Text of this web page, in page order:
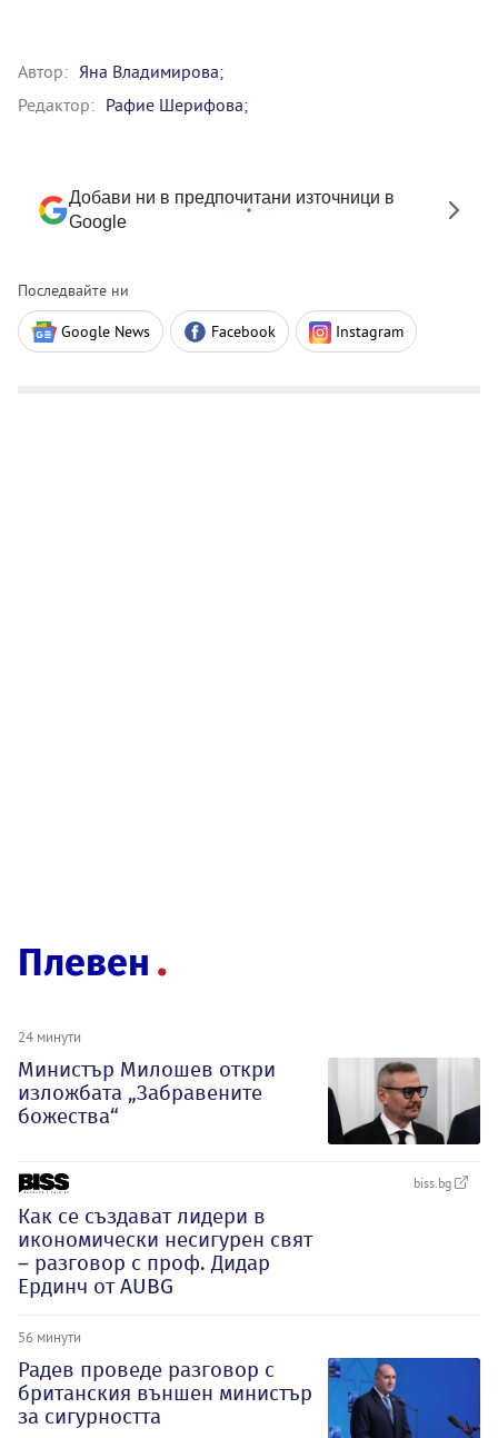
Автор: Яна Владимирова;
Редактор: Рафие Шерифова;
Добави ни в предпочитани източници в
Google
Последвайте ни
Google News Facebook Instagram
Плевен
24 минути
Министър Милошев откри
изложбата „Забравените
божества“
biss.bg
Как се създават лидери в
икономически несигурен свят
– разговор с проф. Дидар
Ердинч от AUBG
56 минути
Радев проведе разговор с
британския външен министър
за сигурността